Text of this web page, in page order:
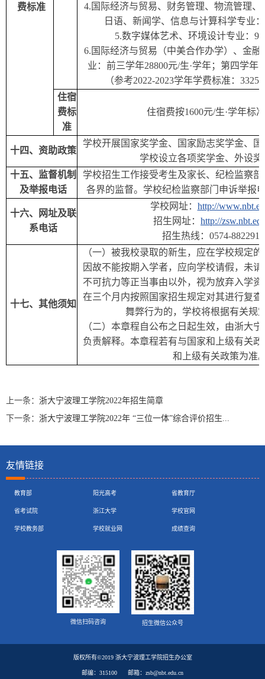
费标准
4.国际经济与贸易、财务管理、物流管理
日语、新闻学、信息与计算科学专业 ：
5.数字媒体艺术、环境设计专业 ：
6.国际经济与贸易（中美合作办学）、金
业 ： 前三学年28800元/生·学年； 第四学年
（参考2022-2023学年学费标准： 33252
住宿
费标
准
住宿费按1600元/生·学年标
十四、资助政策
学校开展国家奖学金、国家励志奖学金、
学校设立各项奖学金、外设
十五、监督机制
及举报电话
学校招生工作接受考生及家长、纪检监察
各界的监督。学校纪检监察部门申诉举报
十六、网址及联
系电话
学校网址： http://
招生网址： http://
招生热线： 0574-
十七、其他须知
（一）被我校录取的新生，应在学校规定
因故不能按期入学者，应向学校请假，未
不可抗力等正当事由以外，视为放弃入学
在三个月内按照国家招生规定对其进行复
舞弊行为的，学校将根据有关规
（二）本章程自公布之日起生效，由浙大
负责解释。 本章程若有与国家和上级有关
和上级有关政策为准
上一条： 浙大宁波理工学院2022年招生简章
下一条： 浙大宁波理工学院2022年 “三位一体”综合评价招生...
友情链接
教育部 阳光高考 省教育厅
省考试院 浙江大学 学校官网
学校教务部 学校就业网 成绩查询
微信扫码咨询 招生微信公众号
版权所有©2019 浙大宁波理工学院招生办公室
邮编：315100 邮箱：zsb@nbt.edu.cn